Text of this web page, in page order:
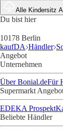
Alle Kindersitz
Du bist hier
10178 Berlin
kaufDA Händler
Angebot
Unternehmen
Über Bonial.deFür
Supermarkt
EDEKA Prospekt
Beliebte Händler